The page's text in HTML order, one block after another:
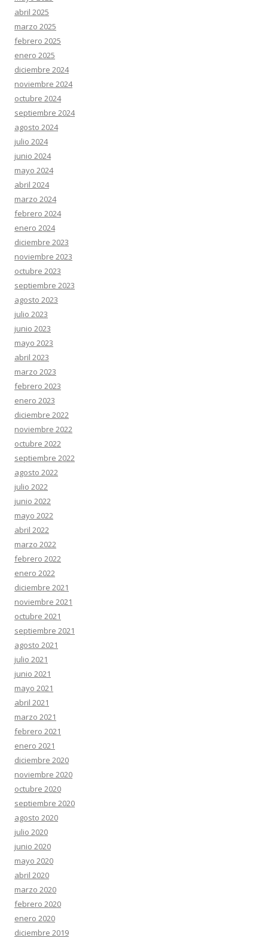
abril 2025
marzo 2025
febrero 2025
enero 2025
diciembre 2024
noviembre 2024
octubre 2024
septiembre 2024
agosto 2024
julio 2024
junio 2024
mayo 2024
abril 2024
marzo 2024
febrero 2024
enero 2024
diciembre 2023
noviembre 2023
octubre 2023
septiembre 2023
agosto 2023
julio 2023
junio 2023
mayo 2023
abril 2023
marzo 2023
febrero 2023
enero 2023
diciembre 2022
noviembre 2022
octubre 2022
septiembre 2022
agosto 2022
julio 2022
junio 2022
mayo 2022
abril 2022
marzo 2022
febrero 2022
enero 2022
diciembre 2021
noviembre 2021
octubre 2021
septiembre 2021
agosto 2021
julio 2021
junio 2021
mayo 2021
abril 2021
marzo 2021
febrero 2021
enero 2021
diciembre 2020
noviembre 2020
octubre 2020
septiembre 2020
agosto 2020
julio 2020
junio 2020
mayo 2020
abril 2020
marzo 2020
febrero 2020
enero 2020
diciembre 2019